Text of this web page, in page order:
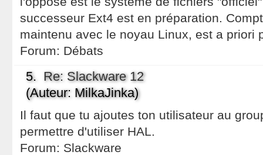
successeur Ext4 est en préparation.
maintenu avec le noyau Linux, est a priori
Forum: Débats
5. Re: Slackware 12
(Auteur: MilkaJinka)
Il faut que tu ajoutes ton utilisateur au
permettre d'utiliser HAL.
Forum: Slackware